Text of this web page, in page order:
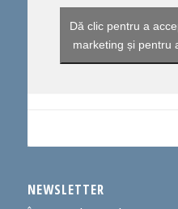
Dă clic pentru a
marketing și pentru
NEWSLETTER